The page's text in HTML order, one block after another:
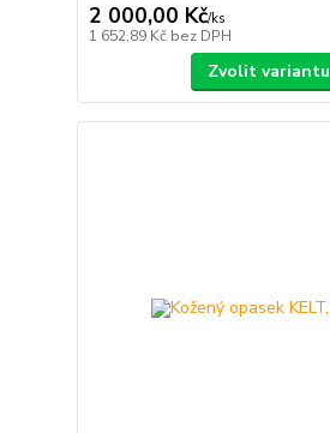
2 000,00 Kč/ks
1 652,89 Kč bez DPH
Zvolit variantu